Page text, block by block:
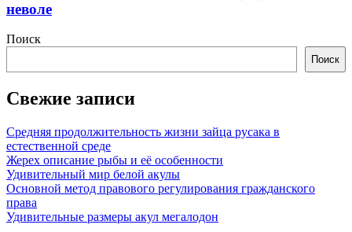
неволе
Поиск
Поиск
Свежие записи
Средняя продолжительность жизни зайца русака в
естественной среде
Жерех описание рыбы и её особенности
Удивительный мир белой акулы
Основной метод правового регулирования гражданского
права
Удивительные размеры акул мегалодон